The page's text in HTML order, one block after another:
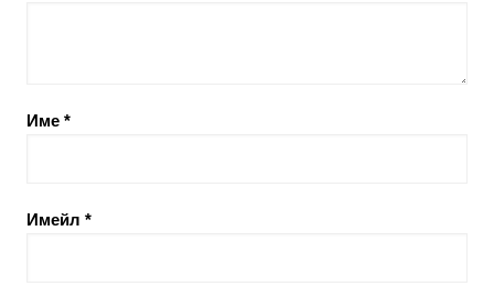
Име *
Имейл *